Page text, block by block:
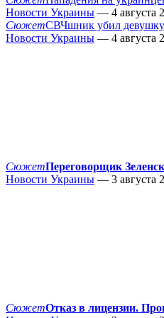
Новости Украины — 4 августа
СюжетСВЧшник убил
Новости Украины — 4 августа
СюжетПереговорщик
Новости Украины — 3 августа
СюжетОтказ в лицензии.